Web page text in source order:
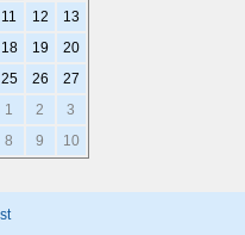
11 12
13
18 19
20
25 26
27
1 2
3
8 9 10